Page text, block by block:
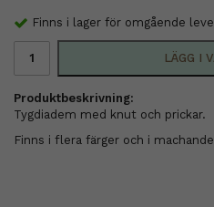
Finns i lager för omgående
LÄGG I
Produktbeskrivning:
Tygdiadem med knut och prickar.
Finns i flera färger och i